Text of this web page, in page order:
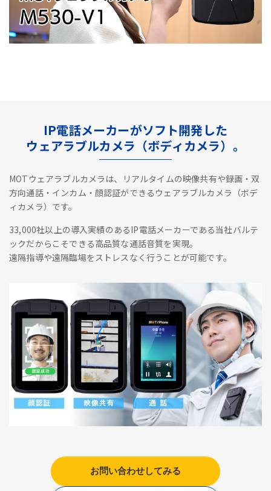
IP電話メーカーがソフト開発した
ウェアラブルカメラ（ボディカメラ）。
MOTウェアラブルカメラは、リアルタイムの映像共有や録画・双
方向通話・インカム・顔認証ができるウェアラブルカメラ（ボデ
ィカメラ）です。
33,000社以上の導入実績のあるIP電話メーカーである当社バルテ
ックだからこそできる高品質な通話音質を実現。
遠隔指導や遠隔臨場をストレスなく行うことが可能です。
お問い合わせしてみる